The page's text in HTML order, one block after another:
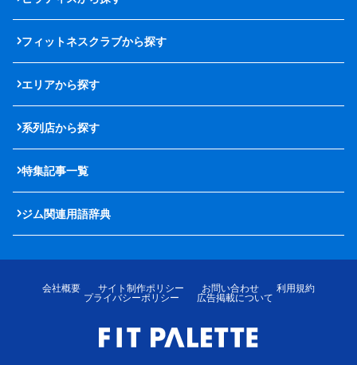
フィットネスクラブから探す
エリアから探す
系列店から探す
特集記事一覧
ジム関連用語辞典
会社概要 サイト制作ポリシー お問い合わせ
利用規約
プライバシーポリシー
広告掲載について